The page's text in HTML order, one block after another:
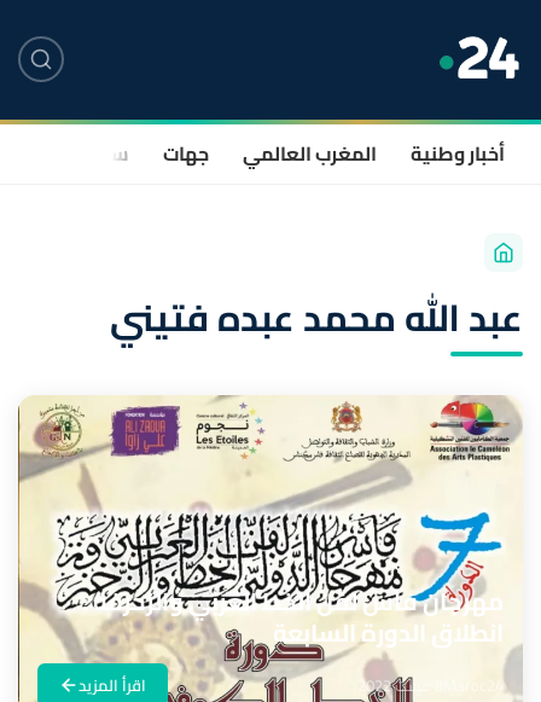
أخبار وطنية المغرب العالمي جهات سياسة
عبد الله محمد عبده فتيني
مهرجان فاس لفن الخط العربي والزخرفة :
انطلاق الدورة السابعة
Maroc24 اقرأ المزيد